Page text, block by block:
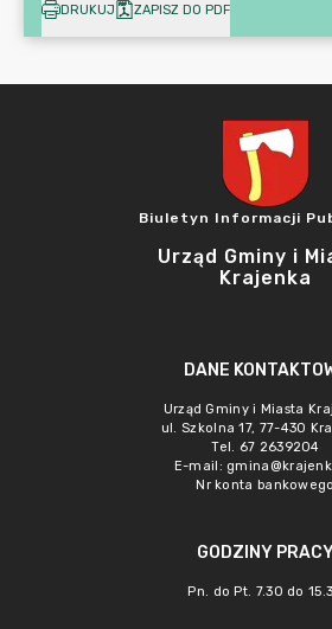
DRUKUJ ZAPISZ DO PDF
Biuletyn Informacji
Urząd Gminy i
Krajenka
DANE
Urząd Gminy i Miasta
ul. Szkolna 17, 77-430
Tel. 67 2639204
E-mail:
Nr konta bankowego
GODZINY
Pn. do Pt. 7.30 do